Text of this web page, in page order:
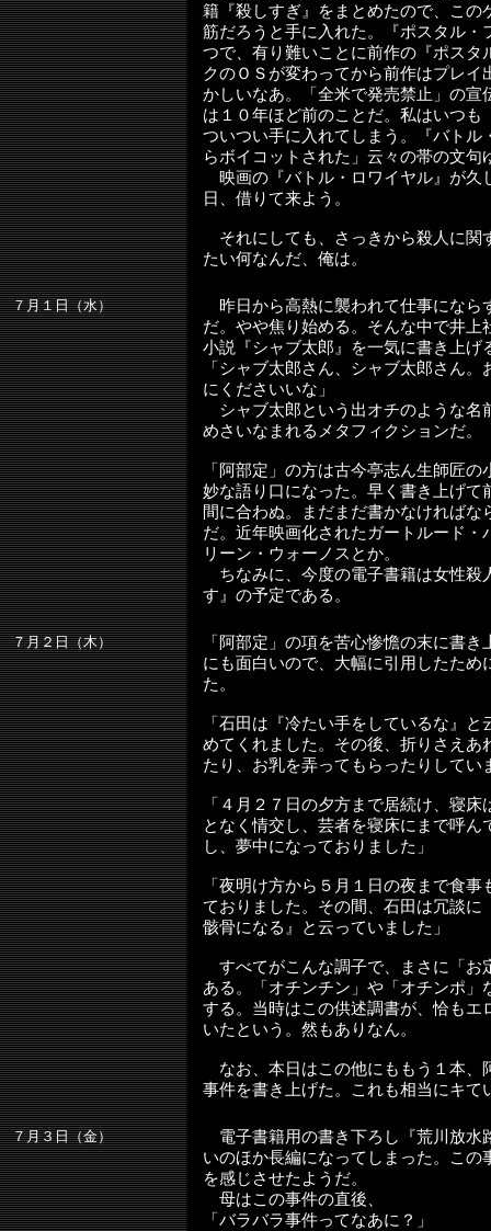
籍『殺しすぎ』をまとめたので、この
筋だろうと手に入れた。『ポスタル・
つで、有り難いことに前作の『ポスタ
クのＯＳが変わってから前作はプレイ
かしいなあ。「全米で発売禁止」の宣
は１０年ほど前のことだ。私はいつも
ついつい手に入れてしまう。『バトル
らボイコットされた」云々の帯の文句
映画の『バトル・ロワイヤル』が久
日、借りて来よう。
それにしても、さっきから殺人に関
たい何なんだ、俺は。
７月１日（水）
昨日から高熱に襲われて仕事になら
だ。やや焦り始める。そんな中で井上
小説『シャブ太郎』を一気に書き上げ
「シャブ太郎さん、シャブ太郎さん
にくださいいな」
シャブ太郎という出オチのような名
めさいなまれるメタフィクションだ。
「阿部定」の方は古今亭志ん生師匠
妙な語り口になった。早く書き上げて
間に合わぬ。まだまだ書かなければな
だ。近年映画化されたガートルード・
リーン・ウォーノスとか。
ちなみに、今度の電子書籍は女性殺
す』の予定である。
７月２日（木）
「阿部定」の項を苦心惨憺の末に書
にも面白いので、大幅に引用したため
た。
「石田は『冷たい手をしているな』
めてくれました。その後、折りさえあ
たり、お乳を弄ってもらったりしてい
「４月２７日の夕方まで居続け、寝
となく情交し、芸者を寝床にまで呼ん
し、夢中になっておりました」
「夜明け方から５月１日の夜まで食
ておりました。その間、石田は冗談に
骸骨になる』と云っていました」
すべてがこんな調子で、まさに「お
ある。「オチンチン」や「オチンポ」
する。当時はこの供述調書が、恰もエ
いたという。然もありなん。
なお、本日はこの他にももう１本、
事件を書き上げた。これも相当にキて
７月３日（金）
電子書籍用の書き下ろし『荒川放水
いのほか長編になってしまった。この
を感じさせたようだ。
母はこの事件の直後、
「バラバラ事件ってなあに？」